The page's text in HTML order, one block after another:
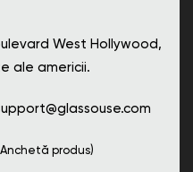
West Hollywood,
ale americii.
produs)